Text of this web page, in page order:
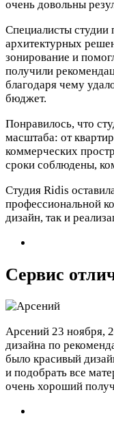
очень довольны
Специалисты студии
архитектурных
зонирование и
получили
благодаря чему
бюджет.
Понравилось, что
масштаба: от
коммерческих
сроки соблюдены,
Студия Ridis
профессиональной
дизайн, так и
Сервис
Арсений 23 ноября,
дизайна по
было красивый
и подобрать все
очень хороший